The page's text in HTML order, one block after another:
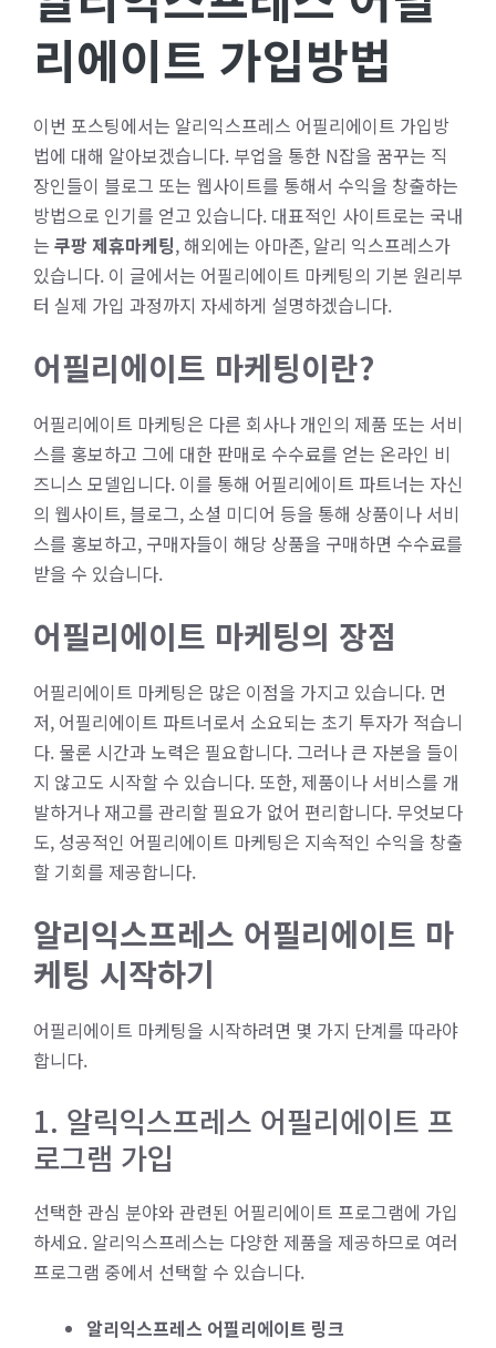
리에이트 가입방법
이번 포스팅에서는 알리익스프레스 어필리에이트 가입방
법에 대해 알아보겠습니다. 부업을 통한 N잡을 꿈꾸는 직
장인들이 블로그 또는 웹사이트를 통해서 수익을 창출하는
방법으로 인기를 얻고 있습니다. 대표적인 사이트로는 국내
는 쿠팡 제휴마케팅, 해외에는 아마존, 알리 익스프레스가
있습니다. 이 글에서는 어필리에이트 마케팅의 기본 원리부
터 실제 가입 과정까지 자세하게 설명하겠습니다.
어필리에이트 마케팅이란?
어필리에이트 마케팅은 다른 회사나 개인의 제품 또는 서비
스를 홍보하고 그에 대한 판매로 수수료를 얻는 온라인 비
즈니스 모델입니다. 이를 통해 어필리에이트 파트너는 자신
의 웹사이트, 블로그, 소셜 미디어 등을 통해 상품이나 서비
스를 홍보하고, 구매자들이 해당 상품을 구매하면 수수료를
받을 수 있습니다.
어필리에이트 마케팅의 장점
어필리에이트 마케팅은 많은 이점을 가지고 있습니다. 먼
저, 어필리에이트 파트너로서 소요되는 초기 투자가 적습니
다. 물론 시간과 노력은 필요합니다. 그러나 큰 자본을 들이
지 않고도 시작할 수 있습니다. 또한, 제품이나 서비스를 개
발하거나 재고를 관리할 필요가 없어 편리합니다. 무엇보다
도, 성공적인 어필리에이트 마케팅은 지속적인 수익을 창출
할 기회를 제공합니다.
알리익스프레스 어필리에이트 마
케팅 시작하기
어필리에이트 마케팅을 시작하려면 몇 가지 단계를 따라야
합니다.
1. 알릭익스프레스 어필리에이트 프
로그램 가입
선택한 관심 분야와 관련된 어필리에이트 프로그램에 가입
하세요. 알리익스프레스는 다양한 제품을 제공하므로 여러
프로그램 중에서 선택할 수 있습니다.
알리익스프레스 어필리에이트 링크